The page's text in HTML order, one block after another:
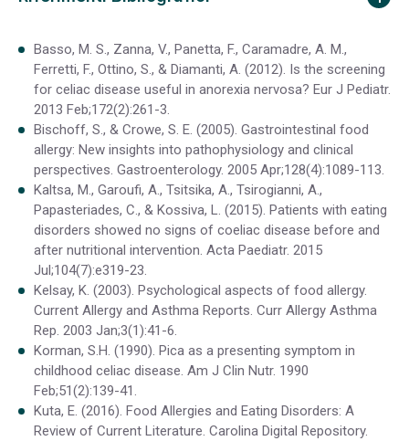
Basso, M. S., Zanna, V., Panetta, F., Caramadre, A. M.,
Ferretti, F., Ottino, S., & Diamanti, A. (2012). Is the screening
for celiac disease useful in anorexia nervosa? Eur J Pediatr.
2013 Feb;172(2):261-3.
Bischoff, S., & Crowe, S. E. (2005). Gastrointestinal food
allergy: New insights into pathophysiology and clinical
perspectives. Gastroenterology. 2005 Apr;128(4):1089-113.
Kaltsa, M., Garoufi, A., Tsitsika, A., Tsirogianni, A.,
Papasteriades, C., & Kossiva, L. (2015). Patients with eating
disorders showed no signs of coeliac disease before and
after nutritional intervention. Acta Paediatr. 2015
Jul;104(7):e319-23.
Kelsay, K. (2003). Psychological aspects of food allergy.
Current Allergy and Asthma Reports. Curr Allergy Asthma
Rep. 2003 Jan;3(1):41-6.
Korman, S.H. (1990). Pica as a presenting symptom in
childhood celiac disease. Am J Clin Nutr. 1990
Feb;51(2):139-41.
Kuta, E. (2016). Food Allergies and Eating Disorders: A
Review of Current Literature. Carolina Digital Repository.